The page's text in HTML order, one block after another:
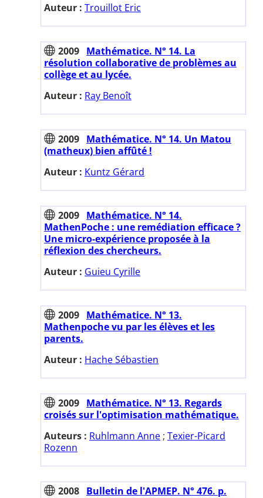
Auteur : Trouillot Eric
2009 Mathématice. N° 14. La
résolution collaborative de problèmes au
collège et au lycée.
Auteur : Ray Benoît
2009 Mathématice. N° 14. Un Matou
(matheux) bien affûté !
Auteur : Kuntz Gérard
2009 Mathématice. N° 14.
MathenPoche : une remédiation efficace ?
Une micro-expérience proposée à la
réflexion des chercheurs.
Auteur : Guieu Cyrille
2009 Mathématice. N° 13.
Mathenpoche vu par les élèves et les
parents.
Auteur : Hache Sébastien
2009 Mathématice. N° 13. Regards
croisés sur l'optimisation mathématique.
Auteurs : Ruhlmann Anne ; Texier-Picard
Rozenn
2008 Bulletin de l'APMEP. N° 476. p.